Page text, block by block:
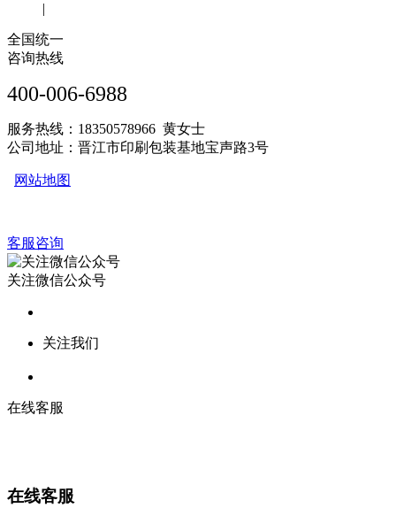
|
全国统一
咨询热线
400-006-6988
服务热线：18350578966 黄女士
公司地址：晋江市印刷包装基地宝声路3号
网站地图
客服咨询
关注微信公众号
关注我们
在线客服
在线客服